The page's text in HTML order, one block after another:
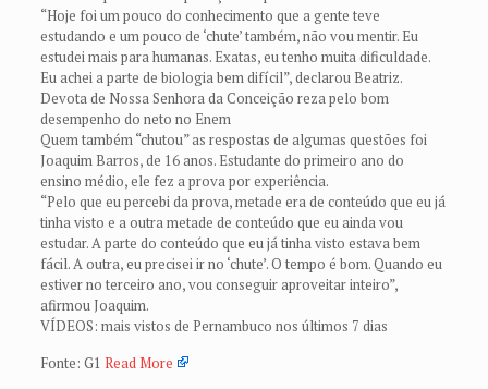
“Hoje foi um pouco do conhecimento que a gente teve
estudando e um pouco de ‘chute’ também, não vou mentir. Eu
estudei mais para humanas. Exatas, eu tenho muita dificuldade.
Eu achei a parte de biologia bem difícil”, declarou Beatriz.
Devota de Nossa Senhora da Conceição reza pelo bom
desempenho do neto no Enem
Quem também “chutou” as respostas de algumas questões foi
Joaquim Barros, de 16 anos. Estudante do primeiro ano do
ensino médio, ele fez a prova por experiência.
“Pelo que eu percebi da prova, metade era de conteúdo que eu já
tinha visto e a outra metade de conteúdo que eu ainda vou
estudar. A parte do conteúdo que eu já tinha visto estava bem
fácil. A outra, eu precisei ir no ‘chute’. O tempo é bom. Quando eu
estiver no terceiro ano, vou conseguir aproveitar inteiro”,
afirmou Joaquim.
VÍDEOS: mais vistos de Pernambuco nos últimos 7 dias
Fonte: G1 Read More